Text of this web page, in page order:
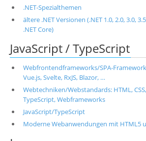
.NET-Spezialthemen
ältere .NET Versionen (.NET 1.0, 2.0, 3.0,
.NET Core)
JavaScript / TypeScript
Webfrontendframeworks/SPA-
Vue.js, Svelte, RxJS, Blazor, …
Webtechniken/Webstandards: HTML,
TypeScript, Webframeworks
JavaScript/TypeScript
Moderne Webanwendungen mit HTML5